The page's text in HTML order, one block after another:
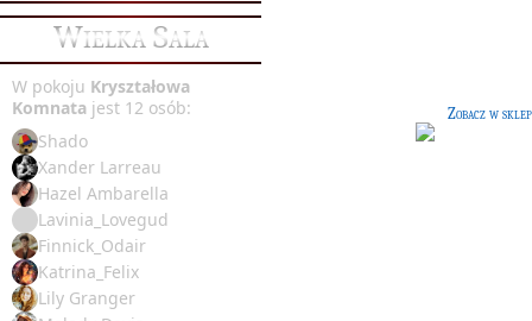
Wielka Sala
W pokoju Kryształowa
Komnata jest 12 osób:
Shado
Xander Larreau
Hazel Ambarella
Lavinia_Lovegud
Finnick_Odair
Katrina_Felix
Lily Granger
Zobacz w